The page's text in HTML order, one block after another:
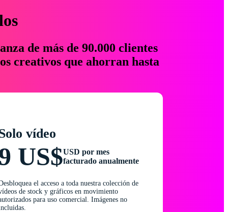
de más de 90.000 clientes
creativos que ahorran hasta
vídeo
US$USD por mes
facturado anualmente
el acceso a toda nuestra colección de
de stock y gráficos en movimiento
para uso comercial. Imágenes no